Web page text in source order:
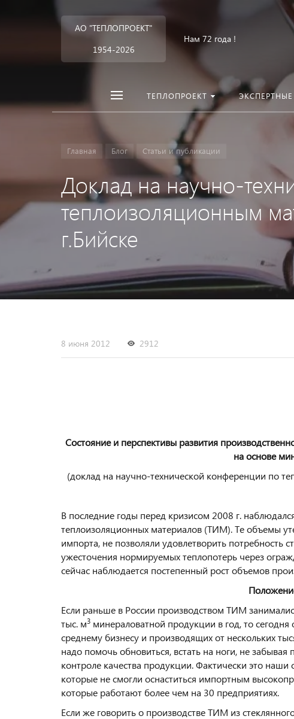
АО "ТЕПЛОПРОЕКТ"
1954-2026
Нам 72 года !
ТЕПЛОПРОЕКТ
Главная Блог Статьи и публикации
Доклад на научно-
теплоизоляционным
г.Бийске
8 июня 2012 2912
Состояние и перспективы развития
на основе
(доклад на научно-технической конференции по
В последние годы перед кризисом 2008 г.
теплоизоляционных материалов (ТИМ). Те объемы
импорта, не позволяли удовлетворить потребность
ужесточения нормируемых теплопотерь через
сейчас наблюдается постепенный рост объемов
Если раньше в России производством ТИМ
тыс. м3 минераловатной продукции в год, то
среднему бизнесу и производящих от нескольких
надо помочь обновиться, встать на ноги, не
контроле качества продукции. Фактически это
которые не смогли оснаститься импортным
которые работают более чем на 30 предприятиях.
Если же говорить о производстве ТИМ из